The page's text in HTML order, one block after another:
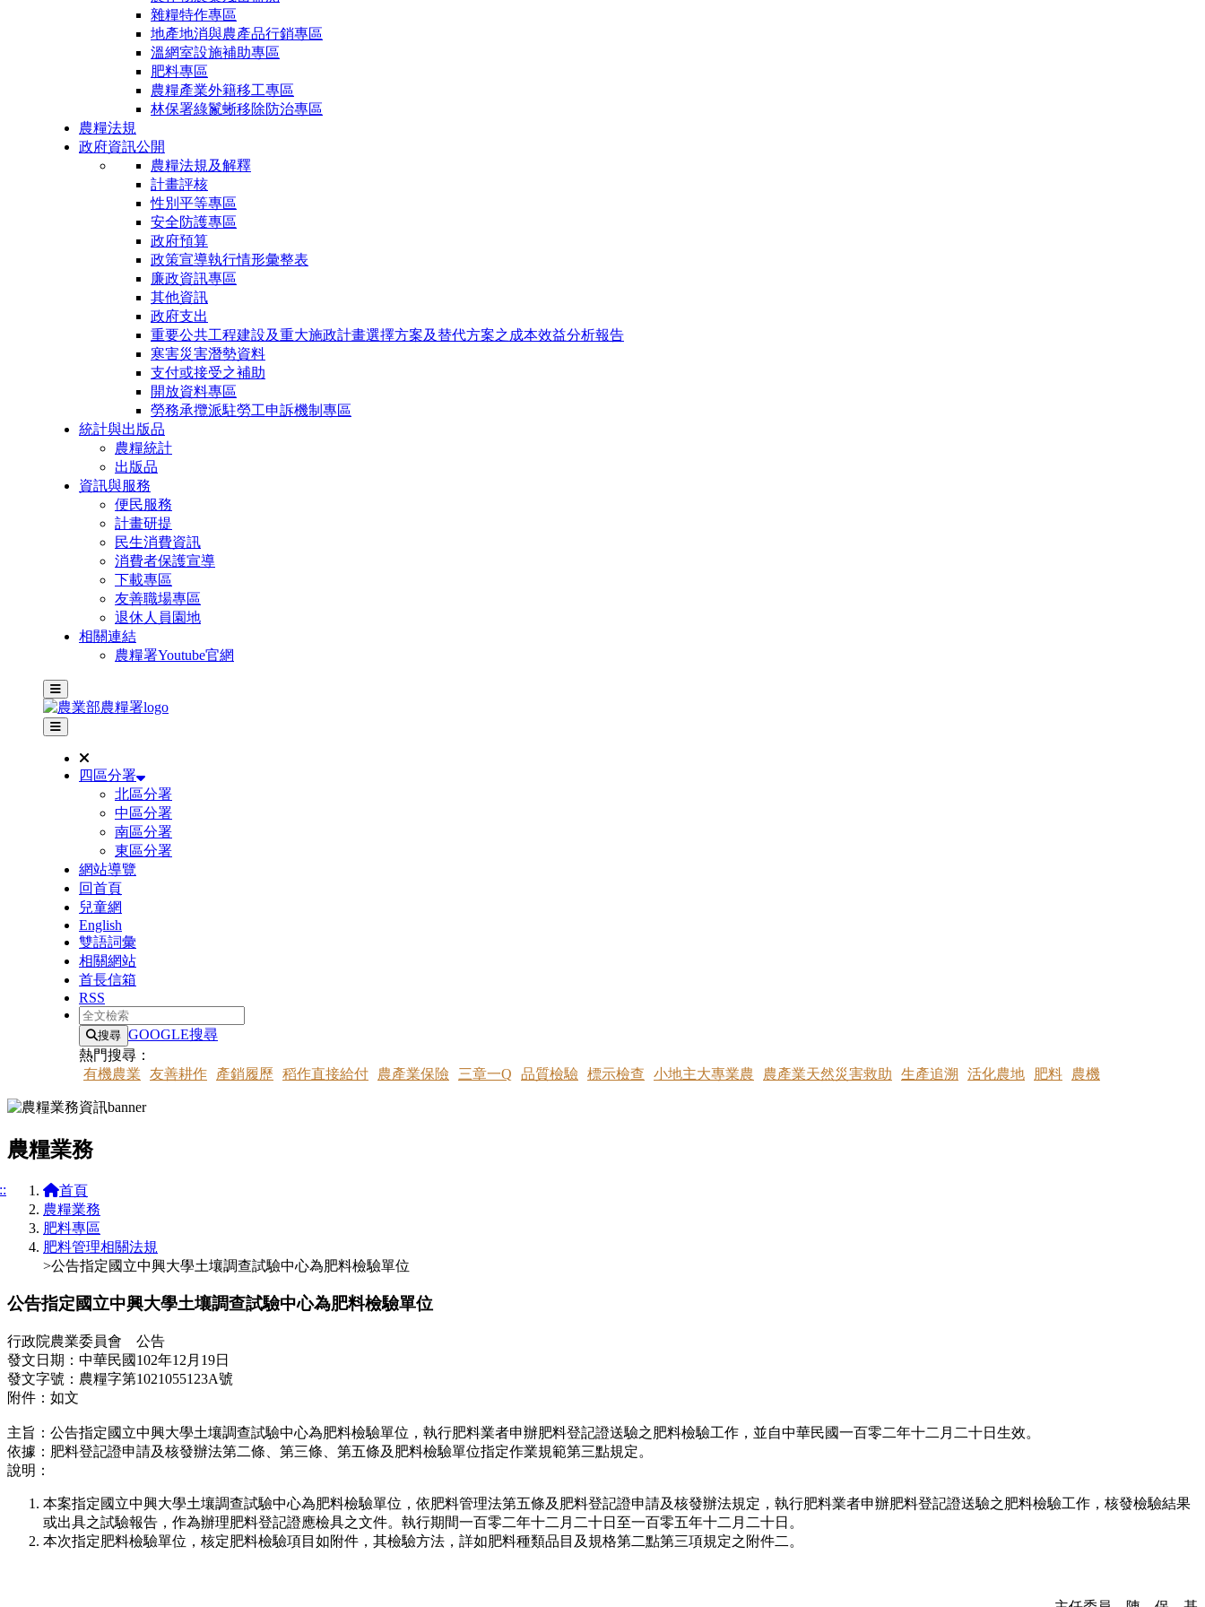
雜糧特作專區
地產地消與農產品行銷專區
溫網室設施補助專區
肥料專區
農糧產業外籍移工專區
林保署綠鬣蜥移除防治專區
農糧法規
政府資訊公開
農糧法規及解釋
計畫評核
性別平等專區
安全防護專區
政府預算
政策宣導執行情形彙整表
廉政資訊專區
其他資訊
政府支出
重要公共工程建設及重大施政計畫選擇方案及替代方案之成本效益分析報告
寒害災害潛勢資料
支付或接受之補助
開放資料專區
勞務承攬派駐勞工申訴機制專區
統計與出版品
農糧統計
出版品
資訊與服務
便民服務
計畫研提
民生消費資訊
消費者保護宣導
下載專區
友善職場專區
退休人員園地
相關連結
農糧署Youtube官網
主選單
其他網站選單
四區分署
北區分署
中區分署
南區分署
東區分署
網站導覽
回首頁
兒童網
English
雙語詞彙
相關網站
首長信箱
RSS
全文檢索
搜尋 GOOGLE搜尋
熱門搜尋：
有機農業
友善耕作 產銷履歷 稻作直接給付 農產業保險 三章一Q 品質檢驗 標示檢查 小地主大專業農 農產業天然災害救助 生產追溯 活化農地 肥料 農機
農糧業務
首頁
農糧業務
肥料專區
肥料管理相關法規
>公告指定國立中興大學土壤調查試驗中心為肥料檢驗單位
公告指定國立中興大學土壤調查試驗中心為肥料檢驗單位
行政院農業委員會 公告
發文日期：中華民國102年12月19日
發文字號：農糧字第1021055123A號
附件：如文
主旨：公告指定國立中興大學土壤調查試驗中心為肥料檢驗單位，執行肥料業者申辦肥料登記證送驗之肥料檢驗工作，並自中華民國一百零二年十二月二十日生效。
依據：肥料登記證申請及核發辦法第二條、第三條、第五條及肥料檢驗單位指定作業規範第三點規定。
說明：
本案指定國立中興大學土壤調查試驗中心為肥料檢驗單位，依肥料管理法第五條及肥料登記證申請及核發辦法規定，執行肥料業者申辦肥料登記證送驗之肥料檢驗工作，核發檢驗結果
或出具之試驗報告，作為辦理肥料登記證應檢具之文件。執行期間一百零二年十二月二十日至一百零五年十二月二十日。
本次指定肥料檢驗單位，核定肥料檢驗項目如附件，其檢驗方法，詳如肥料種類品目及規格第二點第三項規定之附件二。